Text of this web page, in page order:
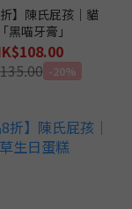
折】陳氏屁孩｜貓
黑喵牙膏」
-20%